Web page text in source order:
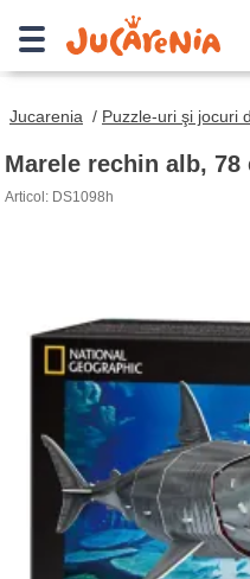
Jucarenia / Puzzle-uri şi jocuri
Marele rechin alb, 78
Articol: DS1098h